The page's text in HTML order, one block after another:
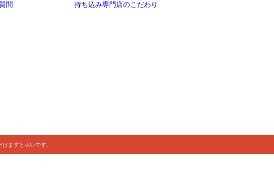
問
持ち込み専門店のこだわり
ますと幸いです。